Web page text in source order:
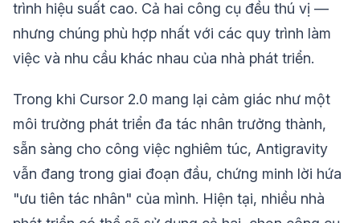
trình hiệu suất cao. Cả hai công cụ đều thú vị —
nhưng chúng phù hợp nhất với các quy trình làm
việc và nhu cầu khác nhau của nhà phát triển.
Trong khi Cursor 2.0 mang lại cảm giác như một
môi trường phát triển đa tác nhân trưởng thành,
sẵn sàng cho công việc nghiêm túc, Antigravity
vẫn đang trong giai đoạn đầu, chứng minh lời hứa
"ưu tiên tác nhân" của mình. Hiện tại, nhiều nhà